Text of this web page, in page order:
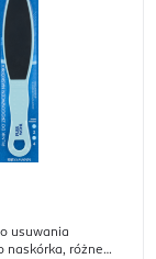
usuwania
naskórka, różne